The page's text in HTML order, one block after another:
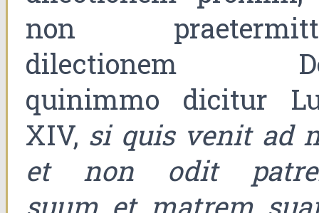
non
dilectionem
quinimmo dicitur
XIV, si quis venit ad
et non odit